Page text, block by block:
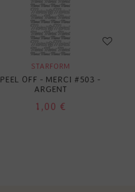
STARFORM
PEEL OFF - MERCI #503 -
ARGENT
1,00 €